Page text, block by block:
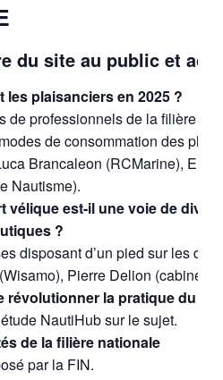
du site au public et
les plaisanciers en 2025 ?
de professionnels de la filière sur
de consommation des
Brancaleon (RCMarine),
Nautisme).
vélique est-il une voie de
?
disposant d’un pied sur les
Pierre Delion (cabinet
révolutionner la pratique du
NautiHub sur le sujet.
de la filière nationale
par la FIN.